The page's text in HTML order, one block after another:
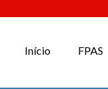
Início FPAS